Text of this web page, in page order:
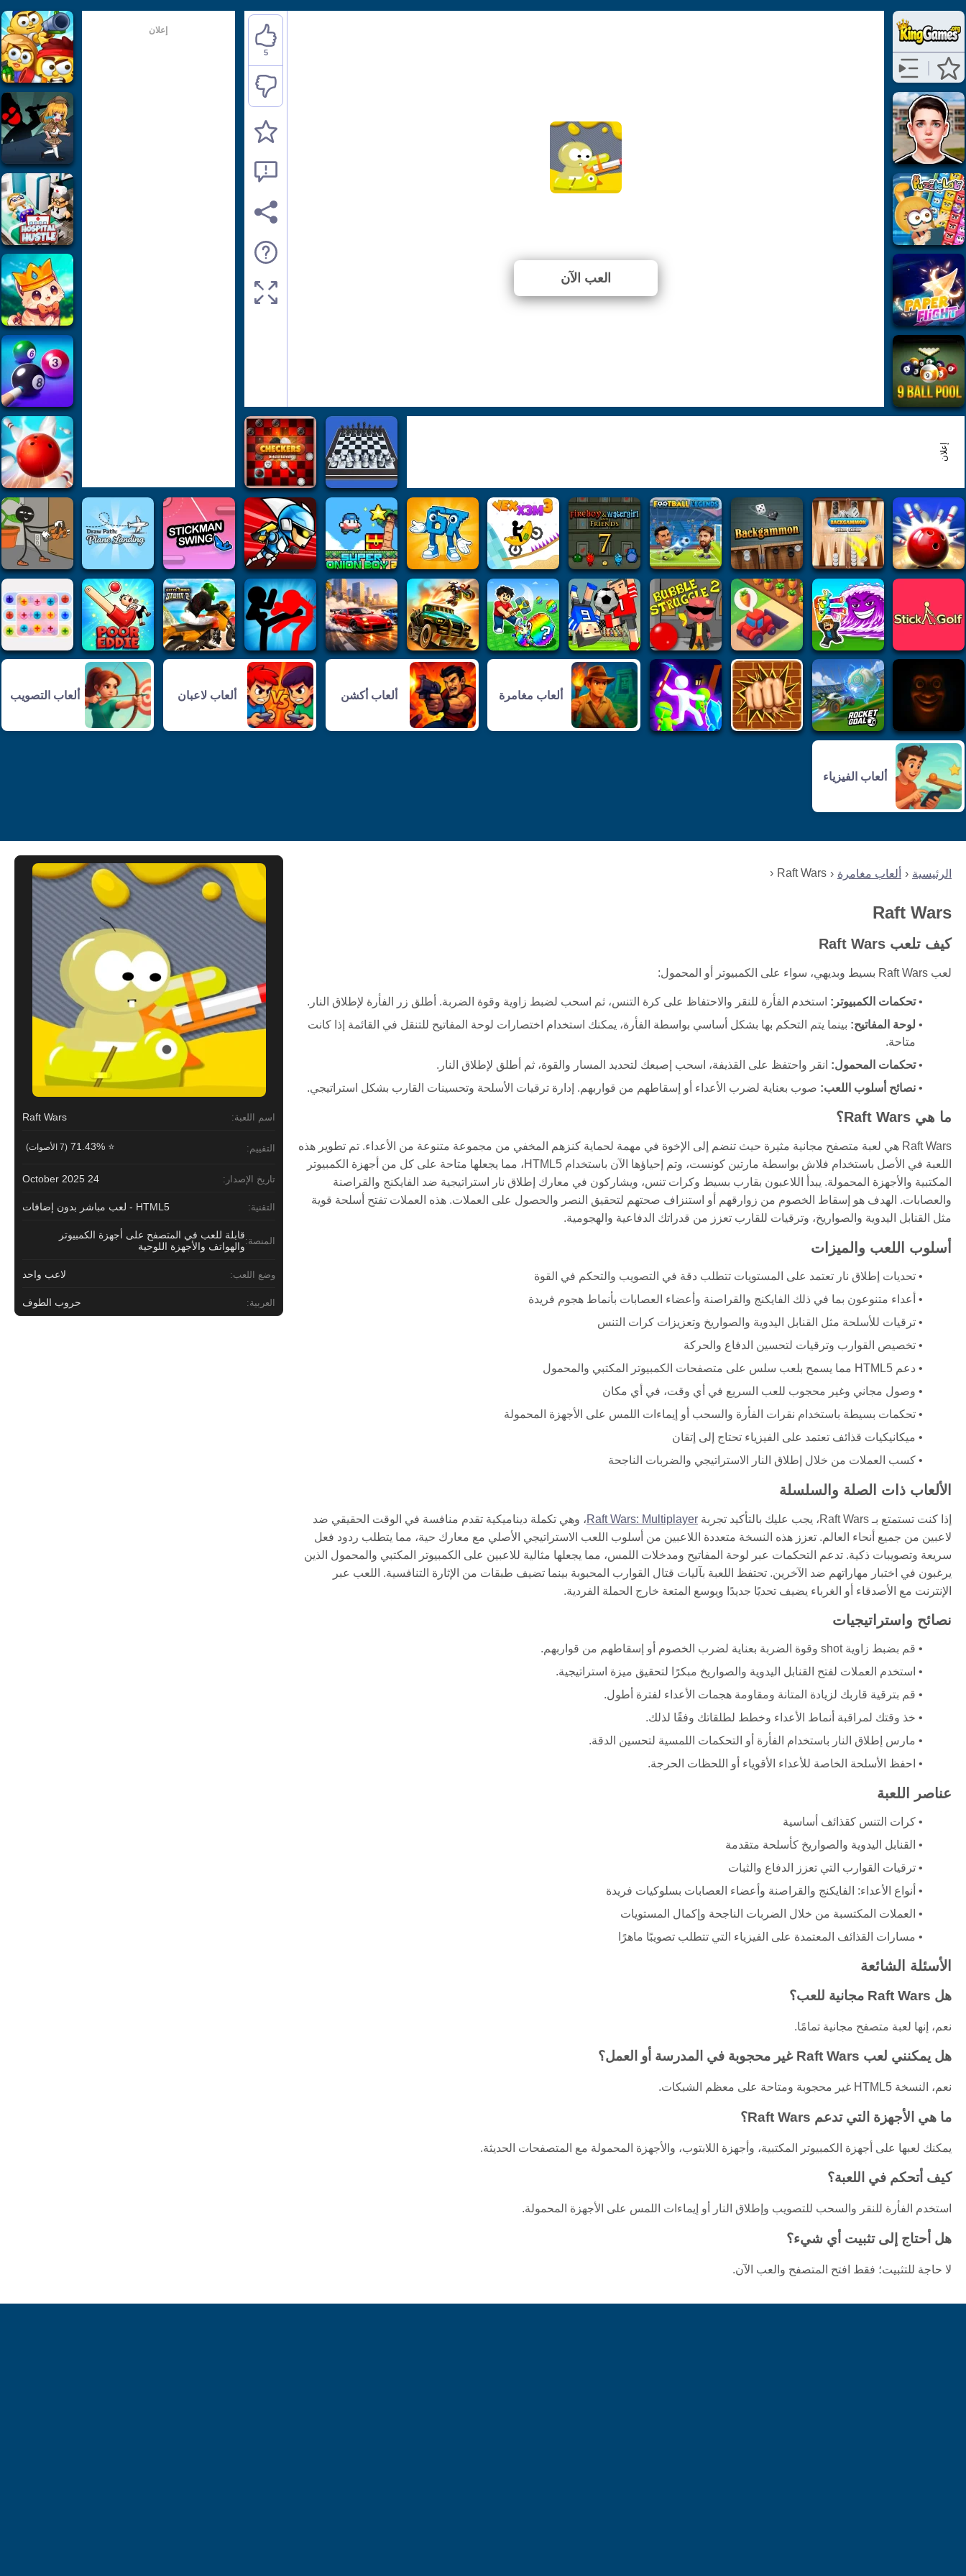
الرئيسية ألعاب مغامرة Raft Wars
Raft Wars
كيف تلعب Raft Wars
لعب Raft Wars بسيط وبديهي، سواء على الكمبيوتر أو المحمول:
تحكمات الكمبيوتر: استخدم الفأرة للنقر والاحتفاظ على كرة التنس، ثم اسحب لضبط زاوية وقوة الضربة. أطلق زر الفأرة لإطلاق النار.
لوحة المفاتيح: بينما يتم التحكم بها بشكل أساسي بواسطة الفأرة، يمكنك استخدام اختصارات لوحة المفاتيح للتنقل في القائمة إذا كانت
متاحة.
تحكمات المحمول: انقر واحتفظ على القذيفة، اسحب إصبعك لتحديد المسار والقوة، ثم أطلق لإطلاق النار.
نصائح أسلوب اللعب: صوب بعناية لضرب الأعداء أو إسقاطهم من قواربهم. إدارة ترقيات الأسلحة وتحسينات القارب بشكل استراتيجي.
ما هي Raft Wars؟
Raft Wars هي لعبة متصفح مجانية مثيرة حيث تنضم إلى الإخوة في مهمة لحماية كنزهم المخفي من مجموعة متنوعة من الأعداء. تم تطوير هذه
اللعبة في الأصل باستخدام فلاش بواسطة مارتين كونست، وتم إحياؤها الآن باستخدام HTML5، مما يجعلها متاحة على كل من أجهزة الكمبيوتر
المكتبية والأجهزة المحمولة. يبدأ اللاعبون بقارب بسيط وكرات تنس، ويشاركون في معارك إطلاق نار استراتيجية ضد الفايكنج والقراصنة
والعصابات. الهدف هو إسقاط الخصوم من زوارقهم أو استنزاف صحتهم لتحقيق النصر والحصول على العملات. هذه العملات تفتح أسلحة قوية
مثل القنابل اليدوية والصواريخ، وترقيات للقارب تعزز من قدراتك الدفاعية والهجومية.
أسلوب اللعب والميزات
تحديات إطلاق نار تعتمد على المستويات تتطلب دقة في التصويب والتحكم في القوة
أعداء متنوعون بما في ذلك الفايكنج والقراصنة وأعضاء العصابات بأنماط هجوم فريدة
ترقيات للأسلحة مثل القنابل اليدوية والصواريخ وتعزيزات كرات التنس
تخصيص القوارب وترقيات لتحسين الدفاع والحركة
دعم HTML5 مما يسمح بلعب سلس على متصفحات الكمبيوتر المكتبي والمحمول
وصول مجاني وغير محجوب للعب السريع في أي وقت، في أي مكان
تحكمات بسيطة باستخدام نقرات الفأرة والسحب أو إيماءات اللمس على الأجهزة المحمولة
ميكانيكيات قذائف تعتمد على الفيزياء تحتاج إلى إتقان
كسب العملات من خلال إطلاق النار الاستراتيجي والضربات الناجحة
الألعاب ذات الصلة والسلسلة
إذا كنت تستمتع بـ Raft Wars، يجب عليك بالتأكيد تجربة Raft Wars: Multiplayer، وهي تكملة ديناميكية تقدم منافسة في الوقت الحقيقي ضد
لاعبين من جميع أنحاء العالم. تعزز هذه النسخة متعددة اللاعبين من أسلوب اللعب الاستراتيجي الأصلي مع معارك حية، مما يتطلب ردود فعل
سريعة وتصويبات ذكية. تدعم التحكمات عبر لوحة المفاتيح ومدخلات اللمس، مما يجعلها مثالية للاعبين على الكمبيوتر المكتبي والمحمول الذين
يرغبون في اختبار مهاراتهم ضد الآخرين. تحتفظ اللعبة بآليات قتال القوارب المحبوبة بينما تضيف طبقات من الإثارة التنافسية. اللعب عبر
الإنترنت مع الأصدقاء أو الغرباء يضيف تحديًا جديدًا ويوسع المتعة خارج الحملة الفردية.
نصائح واستراتيجيات
قم بضبط زاوية shot وقوة الضربة بعناية لضرب الخصوم أو إسقاطهم من قواربهم.
استخدم العملات لفتح القنابل اليدوية والصواريخ مبكرًا لتحقيق ميزة استراتيجية.
قم بترقية قاربك لزيادة المتانة ومقاومة هجمات الأعداء لفترة أطول.
خذ وقتك لمراقبة أنماط الأعداء وخطط لطلقاتك وفقًا لذلك.
مارس إطلاق النار باستخدام الفأرة أو التحكمات اللمسية لتحسين الدقة.
احفظ الأسلحة الخاصة للأعداء الأقوياء أو اللحظات الحرجة.
عناصر اللعبة
كرات التنس كقذائف أساسية
القنابل اليدوية والصواريخ كأسلحة متقدمة
ترقيات القوارب التي تعزز الدفاع والثبات
أنواع الأعداء: الفايكنج والقراصنة وأعضاء العصابات بسلوكيات فريدة
العملات المكتسبة من خلال الضربات الناجحة وإكمال المستويات
مسارات القذائف المعتمدة على الفيزياء التي تتطلب تصويبًا ماهرًا
الأسئلة الشائعة
هل Raft Wars مجانية للعب؟
نعم، إنها لعبة متصفح مجانية تمامًا.
هل يمكنني لعب Raft Wars غير محجوبة في المدرسة أو العمل؟
نعم، النسخة HTML5 غير محجوبة ومتاحة على معظم الشبكات.
ما هي الأجهزة التي تدعم Raft Wars؟
يمكنك لعبها على أجهزة الكمبيوتر المكتبية، وأجهزة اللابتوب، والأجهزة المحمولة مع المتصفحات الحديثة.
كيف أتحكم في اللعبة؟
استخدم الفأرة للنقر والسحب للتصويب وإطلاق النار أو إيماءات اللمس على الأجهزة المحمولة.
هل أحتاج إلى تثبيت أي شيء؟
لا حاجة للتثبيت؛ فقط افتح المتصفح والعب الآن.
اسم اللعبة: Raft Wars
التقييم: ⭐ 71.43% (7 الأصوات)
تاريخ الإصدار: 24 October 2025
التقنية: HTML5 - لعب مباشر بدون إضافات
المنصة:قابلة للعب في المتصفح على أجهزة الكمبيوتر
والهواتف والأجهزة اللوحية
وضع اللعب: لاعب واحد
العربية: حروب الطوف
العب الآن
5
إعلان
إعلان
ألعاب مغامرة ألعاب أكشن ألعاب لاعبان ألعاب التصويب
ألعاب الفيزياء